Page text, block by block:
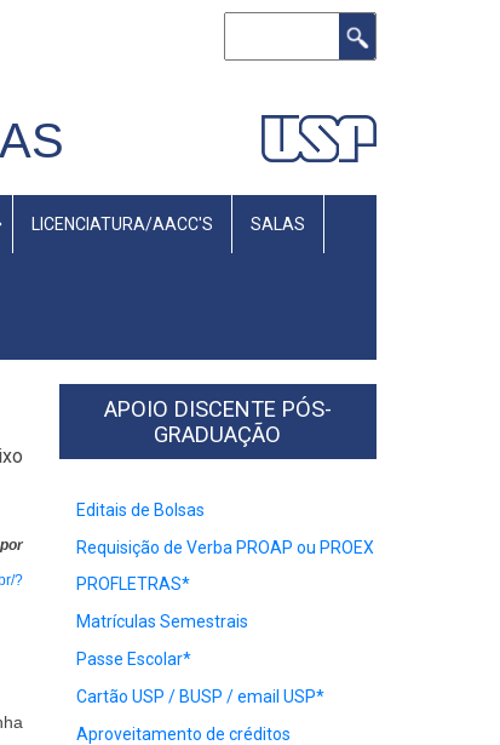
LICENCIATURA/AACC'S SALAS
?
APOIO DISCENTE PÓS-
GRADUAÇÃO
Editais de Bolsas
Requisição de Verba PROAP ou PROEX
PROFLETRAS*
Matrículas Semestrais
Passe Escolar*
Cartão USP / BUSP / email USP*
Aproveitamento de créditos